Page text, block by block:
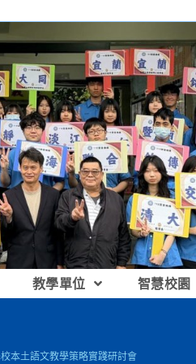
教學單位 智慧校園
本土語文教學策略實踐研討會